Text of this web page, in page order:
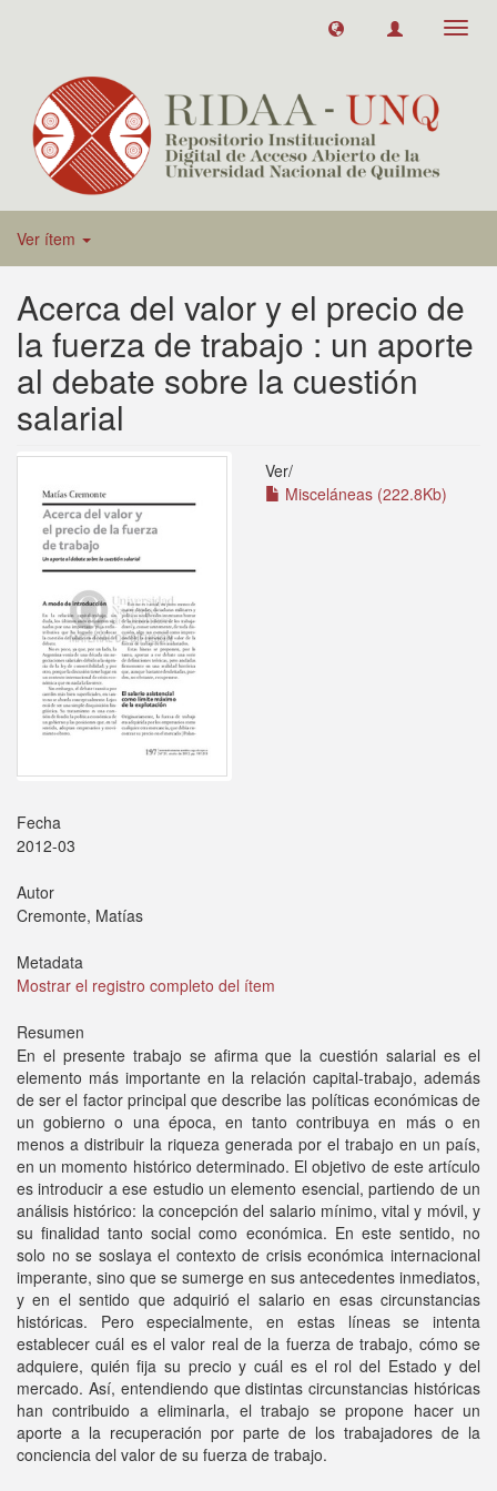
Ver ítem
Acerca del valor y el precio de
la fuerza de trabajo : un aporte
al debate sobre la cuestión
salarial
Ver/
Misceláneas (222.8Kb)
Fecha
2012-03
Autor
Cremonte, Matías
Metadata
Mostrar el registro completo del ítem
Resumen
En el presente trabajo se afirma que la cuestión salarial es el
elemento más importante en la relación capital-trabajo, además
de ser el factor principal que describe las políticas económicas de
un gobierno o una época, en tanto contribuya en más o en
menos a distribuir la riqueza generada por el trabajo en un país,
en un momento histórico determinado. El objetivo de este artículo
es introducir a ese estudio un elemento esencial, partiendo de un
análisis histórico: la concepción del salario mínimo, vital y móvil, y
su finalidad tanto social como económica. En este sentido, no
solo no se soslaya el contexto de crisis económica internacional
imperante, sino que se sumerge en sus antecedentes inmediatos,
y en el sentido que adquirió el salario en esas circunstancias
históricas. Pero especialmente, en estas líneas se intenta
establecer cuál es el valor real de la fuerza de trabajo, cómo se
adquiere, quién fija su precio y cuál es el rol del Estado y del
mercado. Así, entendiendo que distintas circunstancias históricas
han contribuido a eliminarla, el trabajo se propone hacer un
aporte a la recuperación por parte de los trabajadores de la
conciencia del valor de su fuerza de trabajo.